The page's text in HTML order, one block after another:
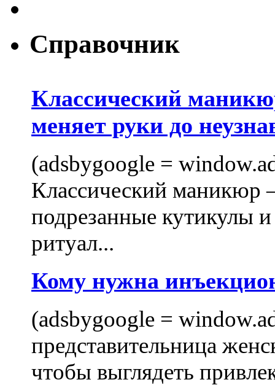
Справочник
Классический
меняет руки до
(adsbygoogle =
Классический маникюр
подрезанные кутикулы
ритуал...
Кому нужна
(adsbygoogle =
представительница
чтобы выглядеть